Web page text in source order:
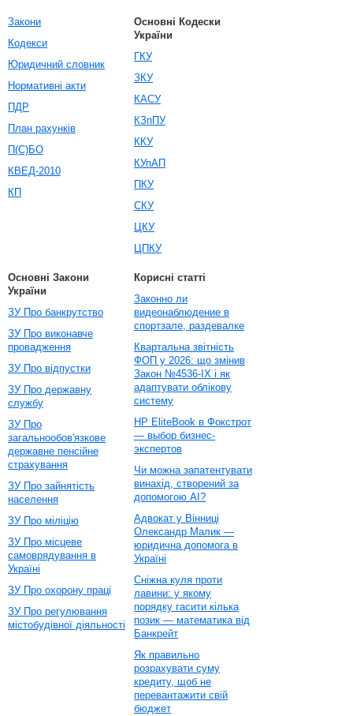
Закони
Кодекси
Юридичний словник
Нормативні акти
ПДР
План рахунків
П(С)БО
КВЕД-2010
КП
Основні Кодески
України
ГКУ
ЗКУ
КАСУ
КЗпПУ
ККУ
КУпАП
ПКУ
СКУ
ЦКУ
ЦПКУ
Основні Закони
України
ЗУ Про банкрутство
ЗУ Про виконавче
провадження
ЗУ Про відпустки
ЗУ Про державну
службу
ЗУ Про
загальнообов'язкове
державне пенсійне
страхування
ЗУ Про зайнятість
населення
ЗУ Про міліцію
ЗУ Про місцеве
самоврядування в
Україні
ЗУ Про охорону праці
ЗУ Про регулювання
містобудівної діяльності
Корисні статті
Законно ли
видеонаблюдение в
спортзале, раздевалке
Квартальна звітність
ФОП у 2026: що змінив
Закон №4536-IX і як
адаптувати облікову
систему
HP EliteBook в Фокстрот
— выбор бизнес-
экспертов
Чи можна запатентувати
винахід, створений за
допомогою AI?
Адвокат у Вінниці
Олександр Малик —
юридична допомога в
Україні
Сніжна куля проти
лавини: у якому
порядку гасити кілька
позик — математика від
Банкрейт
Як правильно
розрахувати суму
кредиту, щоб не
перевантажити свій
бюджет